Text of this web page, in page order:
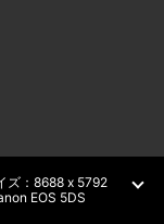
ズ：8688 x 5792
EOS 5DS